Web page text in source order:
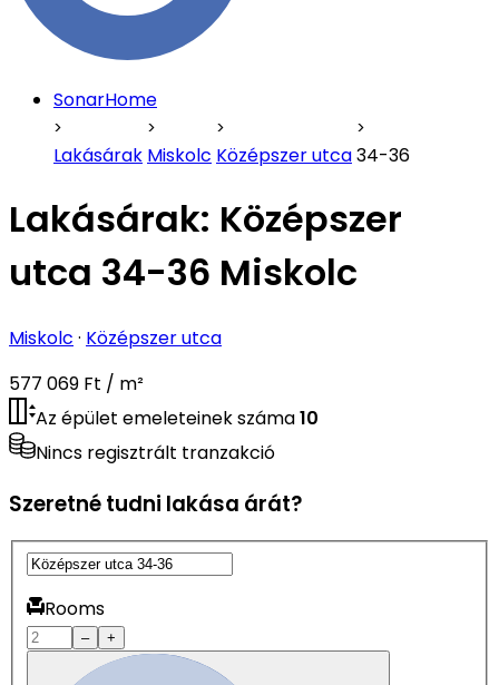
SonarHome
Lakásárak Miskolc Középszer utca34-36
Lakásárak: Középszer
utca 34-36 Miskolc
Miskolc · Középszer utca
577 069 Ft / m²
Az épület emeleteinek száma10
Nincs regisztrált tranzakció
Szeretné tudni lakása árát?
Rooms
– +